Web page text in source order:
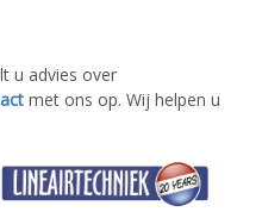
u advies over
met ons op. Wij helpen u